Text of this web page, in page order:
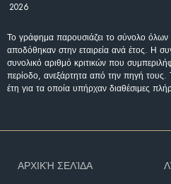
2026
Το γράφημα παρουσιάζει το σύνολο
αποδόθηκαν στην εταιρεία ανά έτος. Η
συνολικό αριθμό κριτικών που
περίοδο, ανεξάρτητα από την πηγή τους.
έτη για τα οποία υπήρχαν διαθέσιμες
ΑΡΧΙΚΉ ΣΕΛΊΔΑ